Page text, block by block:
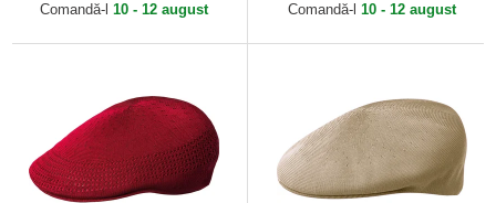
Comandă-l 10 - 12 august Comandă-l 10 - 12 august